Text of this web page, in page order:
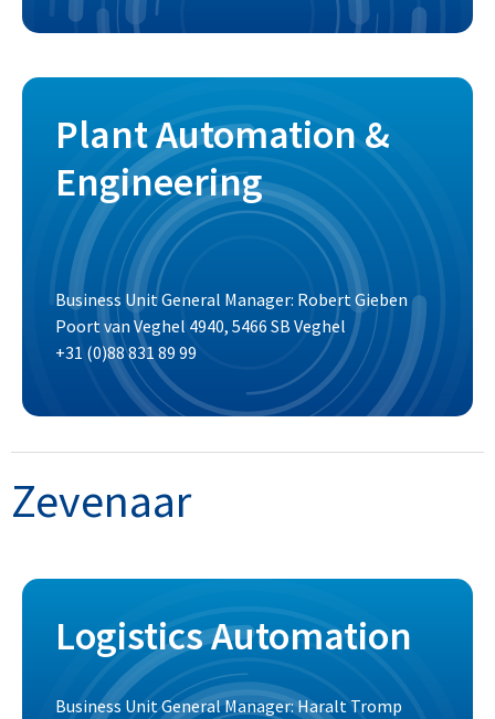
Plant Automation &
Engineering
Business Unit General Manager: Robert Gieben
Poort van Veghel 4940, 5466 SB Veghel
+31 (0)88 831 89 99
Zevenaar
Logistics Automation
Business Unit General Manager: Haralt Tromp